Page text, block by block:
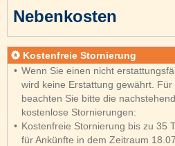
Nebenkosten
Kostenfreie Stornierung
Wenn Sie einen nicht
wird keine Erstattung gewährt.
beachten Sie bitte die
kostenlose Stornierungen:
Kostenfreie Stornierung bis zu 35
für Ankünfte in dem Zeitraum